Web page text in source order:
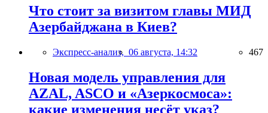
Что стоит за визитом главы МИД
Азербайджана в Киев?
Экспресс-анализ, 06 августа, 14:32 467
Новая модель управления для
AZAL, ASCO и «Азеркосмоса»:
какие изменения несёт указ?